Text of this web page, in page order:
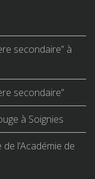
secondaire” à
secondaire”
à Soignies
l’Académie de